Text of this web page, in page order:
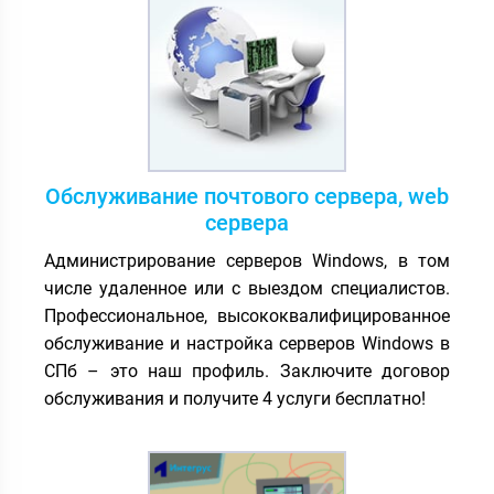
монтажа и мониторинга.
Обслуживание почтового сервера, web
сервера
Администрирование серверов Windows, в том
числе удаленное или с выездом специалистов.
Профессиональное, высококвалифицированное
обслуживание и настройка серверов Windows в
СПб – это наш профиль. Заключите договор
обслуживания и получите 4 услуги бесплатно!